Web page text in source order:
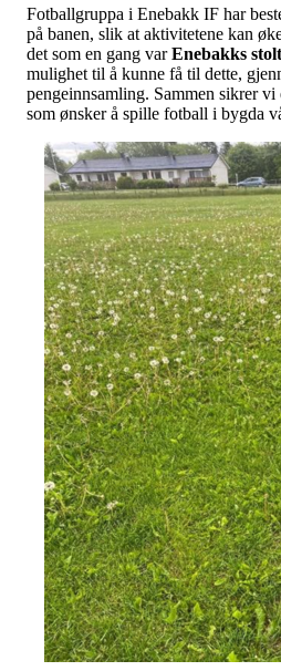
Fotballgruppa i Enebakk IF har
på banen, slik at aktivitetene kan
det som en gang varEnebakks
mulighet til å kunne få til dette,
pengeinnsamling. Sammen sikrer
som ønsker å spille fotball i bygda